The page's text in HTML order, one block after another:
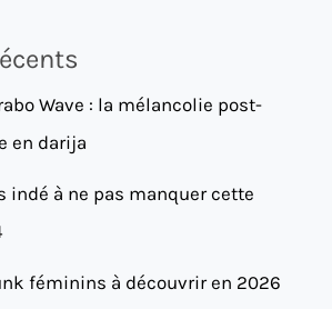
Wave : la mélancolie post-
en darija
indé à ne pas manquer cette
féminins à découvrir en 2026